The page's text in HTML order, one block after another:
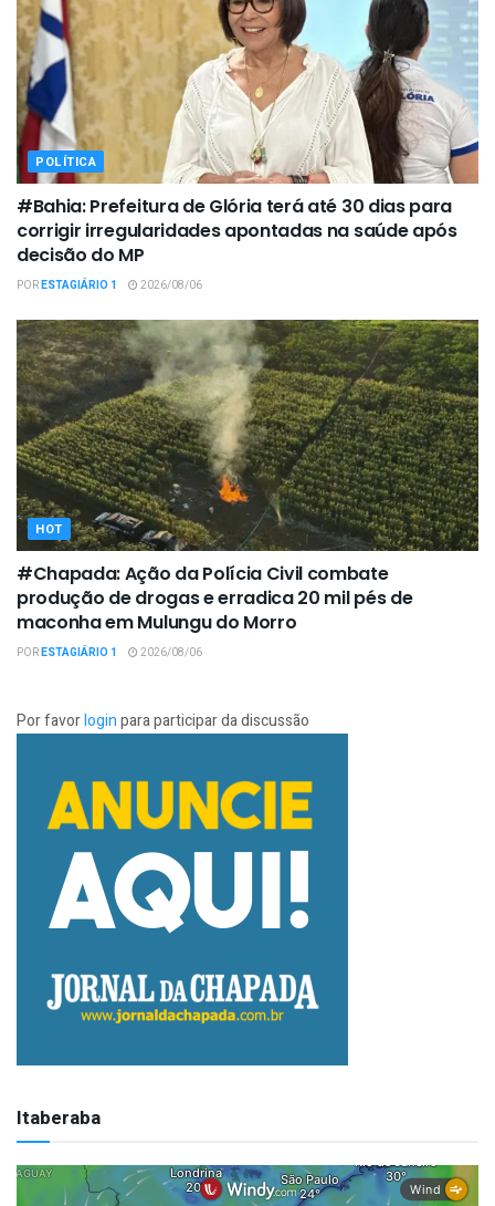
POLÍTICA
#Bahia: Prefeitura de Glória terá até 30 dias para
corrigir irregularidades apontadas na saúde após
decisão do MP
PORESTAGIÁRIO 1 2026/08/06
HOT
#Chapada: Ação da Polícia Civil combate
produção de drogas e erradica 20 mil pés de
maconha em Mulungu do Morro
PORESTAGIÁRIO 1 2026/08/06
Por favorloginpara participar da discussão
Itaberaba